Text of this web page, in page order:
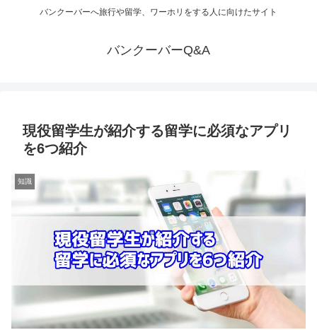
バンクーバーへ旅行や留学、ワーホリをする人に向けたサイト
バンクーバーQ&A
現役留学生が紹介する留学に必須なアプリ
を6つ紹介
知識